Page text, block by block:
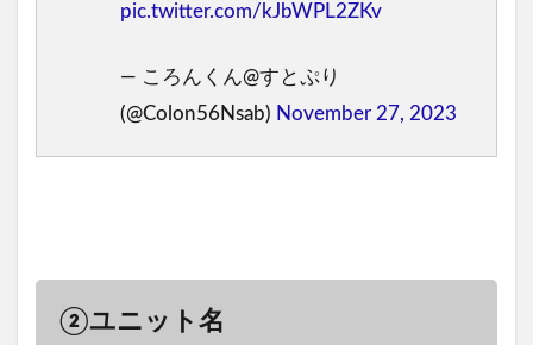
pic.twitter.com/kJbWPL2ZKv
— ころんくん@すとぷり
(@Colon56Nsab) November 27, 2023
②ユニット名